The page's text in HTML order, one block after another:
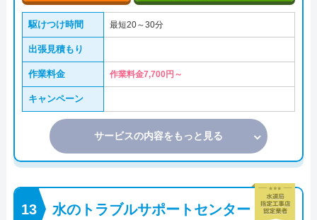
駆けつけ時間 最短20～30分
出張見積もり
作業料金 作業料金7,700円～
キャンペーン
サービスの内容をもっと見る
水のトラブルサポートセンター